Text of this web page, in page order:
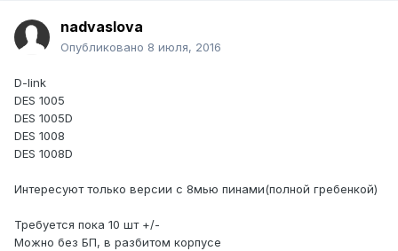
nadvaslova
Опубликовано 8 июля, 2016
D-link
DES 1005
DES 1005D
DES 1008
DES 1008D
Интересуют только версии с 8мью пинами(полной гребенкой)
Требуется пока 10 шт +/-
Можно без БП, в разбитом корпусе